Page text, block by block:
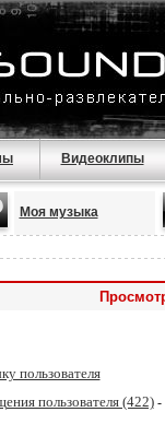
Видеоклипы
Моя музыка
пользователя
пользователя (422)-